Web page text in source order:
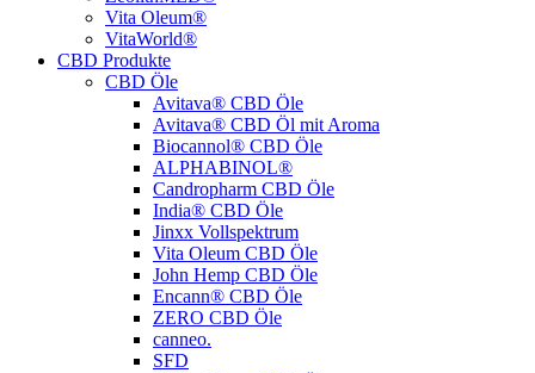
Vita Oleum®
VitaWorld®
CBD Produkte
CBD Öle
Avitava® CBD Öle
Avitava® CBD Öl mit Aroma
Biocannol® CBD Öle
ALPHABINOL®
Candropharm CBD Öle
India® CBD Öle
Jinxx Vollspektrum
Vita Oleum CBD Öle
John Hemp CBD Öle
Encann® CBD Öle
ZERO CBD Öle
canneo.
SFD